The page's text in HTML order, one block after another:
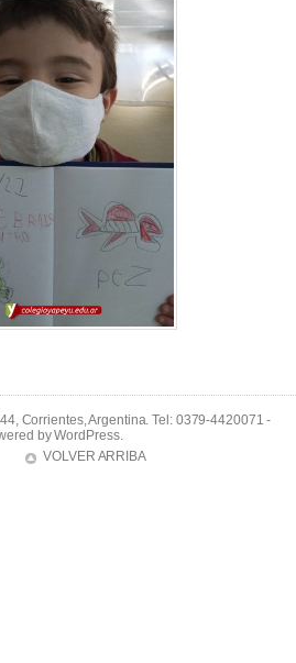
Corrientes, Argentina. Tel: 0379-4420071 -
byWordPress.
VOLVER ARRIBA